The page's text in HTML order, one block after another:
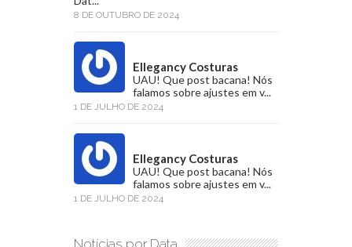
8 DE OUTUBRO DE 2024
Ellegancy Costuras
UAU! Que post bacana! Nós
falamos sobre ajustes em v...
1 DE JULHO DE 2024
Ellegancy Costuras
UAU! Que post bacana! Nós
falamos sobre ajustes em v...
1 DE JULHO DE 2024
Notícias por Data